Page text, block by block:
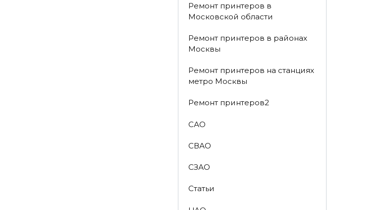
Ремонт принтеров в
Московской области
Ремонт принтеров в районах
Москвы
Ремонт принтеров на станциях
метро Москвы
Ремонт принтеров2
САО
СВАО
СЗАО
Статьи